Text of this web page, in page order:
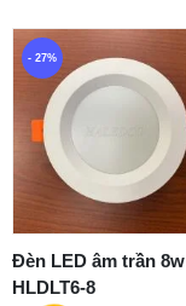
- 27%
Đèn LED âm trần 8w
HLDLT6-8